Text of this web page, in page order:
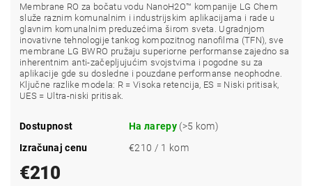
Membrane RO za bočatu vodu NanoH2O™ kompanije LG Chem
služe raznim komunalnim i industrijskim aplikacijama i rade u
glavnim komunalnim preduzećima širom sveta. Ugradnjom
inovativne tehnologije tankog kompozitnog nanofilma (TFN), sve
membrane LG BWRO pružaju superiorne performanse zajedno sa
inherentnim anti-začepljujućim svojstvima i pogodne su za
aplikacije gde su dosledne i pouzdane performanse neophodne.
Ključne razlike modela: R = Visoka retencija, ES = Niski pritisak,
UES = Ultra-niski pritisak.
Dostupnost На лагеру (>5 kom)
Izračunaj cenu
€210 / 1 kom
€210